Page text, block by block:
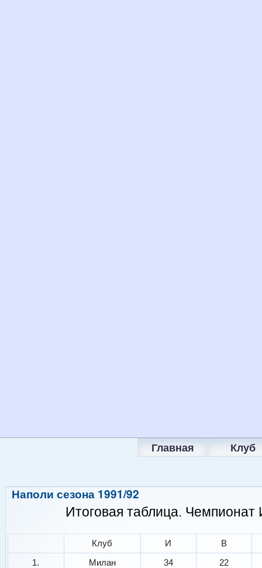
Главная Клуб
Наполи сезона 1991/92
Итоговая таблица.
Клуб И
В
1.
Милан 34 22